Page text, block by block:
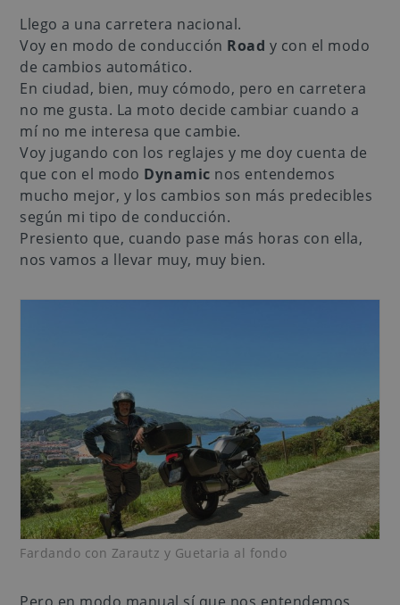
Llego a una carretera nacional.
Voy en modo de conducción Road y con el modo
de cambios automático.
En ciudad, bien, muy cómodo, pero en carretera
no me gusta. La moto decide cambiar cuando a
mí no me interesa que cambie.
Voy jugando con los reglajes y me doy cuenta de
que con el modo Dynamic nos entendemos
mucho mejor, y los cambios son más predecibles
según mi tipo de conducción.
Presiento que, cuando pase más horas con ella,
nos vamos a llevar muy, muy bien.
Fardando con Zarautz y Guetaria al fondo